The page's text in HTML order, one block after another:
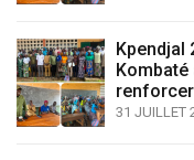
Kpendjal
31 JUILLET